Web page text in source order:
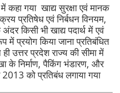
कहा गया खाद्य सुरक्षा एवं मानक
प्रतिषेध एवं निर्बधन विनयम,
किसी भी खाद्य पदार्थ में एवं
प्रयोग किया जाना प्रतिबंधित
उत्तर प्रदेश राज्य की सीमा में
के निर्माण, पैकिंग भंडारण, और
को प्रतिबंध लगाया गया